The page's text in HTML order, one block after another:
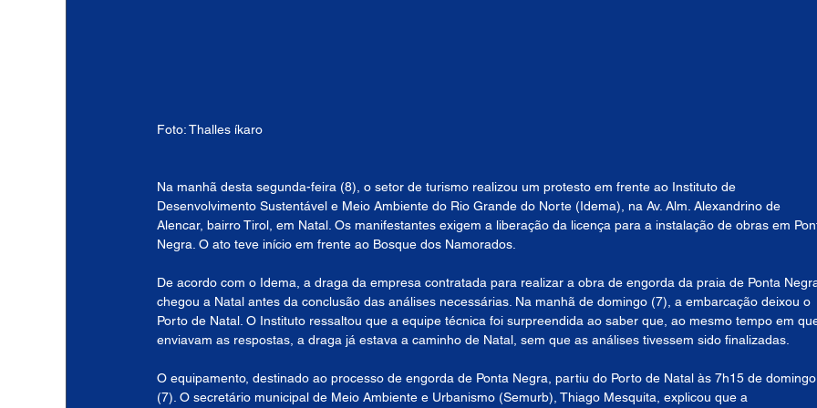
Foto: Thalles íkaro
Na manhã desta segunda-feira (8), o setor de turismo realizou um protesto em frente ao Instituto de
Desenvolvimento Sustentável e Meio Ambiente do Rio Grande do Norte (Idema), na Av. Alm. Alexandrino de
Alencar, bairro Tirol, em Natal. Os manifestantes exigem a liberação da licença para a instalação de obras em
Negra. O ato teve início em frente ao Bosque dos Namorados.
De acordo com o Idema, a draga da empresa contratada para realizar a obra de engorda da praia de Ponta
chegou a Natal antes da conclusão das análises necessárias. Na manhã de domingo (7), a embarcação deixou o
Porto de Natal. O Instituto ressaltou que a equipe técnica foi surpreendida ao saber que, ao mesmo tempo em
enviavam as respostas, a draga já estava a caminho de Natal, sem que as análises tivessem sido finalizadas.
O equipamento, destinado ao processo de engorda de Ponta Negra, partiu do Porto de Natal às 7h15 de domingo
(7). O secretário municipal de Meio Ambiente e Urbanismo (Semurb), Thiago Mesquita, explicou que a